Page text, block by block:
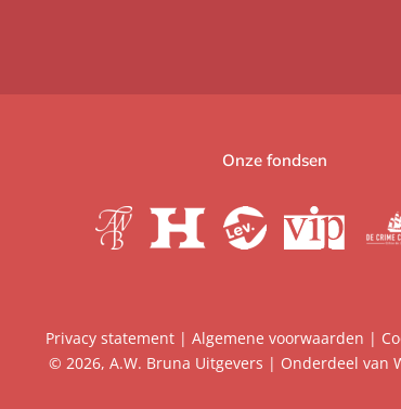
Onze fondsen
Privacy statement | Algemene voorwaarden |
© 2026, A.W. Bruna Uitgevers | Onderdeel van